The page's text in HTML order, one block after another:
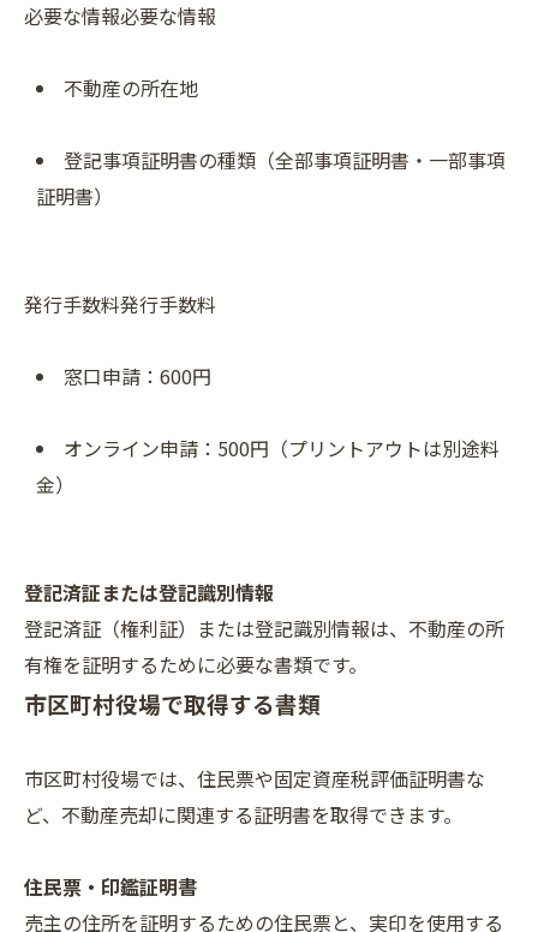
必要な情報必要な情報
不動産の所在地
登記事項証明書の種類（全部事項証明書・一部事項
証明書）
発行手数料発行手数料
窓口申請：600円
オンライン申請：500円（プリントアウトは別途料
金）
登記済証または登記識別情報
登記済証（権利証）または登記識別情報は、不動産の所
有権を証明するために必要な書類です。
市区町村役場で取得する書類
市区町村役場では、住民票や固定資産税評価証明書な
ど、不動産売却に関連する証明書を取得できます。
住民票・印鑑証明書
売主の住所を証明するための住民票と、実印を使用する